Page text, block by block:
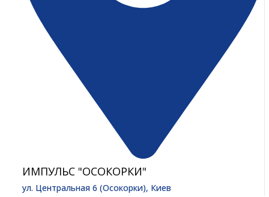
ИМПУЛЬС "ОСОКОРКИ"
ул. Центральная 6 (Осокорки), Киев